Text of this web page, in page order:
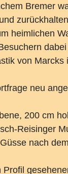
Bremer
heimlichen
von
neu
200 cm
Reisinger
nach